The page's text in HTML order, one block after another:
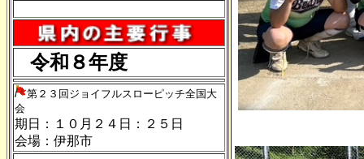
令和８年度
第２３回ジョイフルスローピッチ全国大
会
期日：１０月２４日：２５日
会場：伊那市